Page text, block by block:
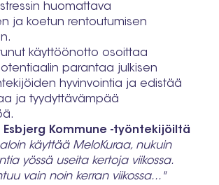
huomattava
ja koetun rentoutumisen
käyttöönotto osoittaa
parantaa julkisen
hyvinvointia ja edistää
ja tyydyttävämpää
Esbjerg Kommune -työntekijöiltä
käyttää MeloKuraa, nukuin
yössä useita kertoja viikossa.
vain noin kerran viikossa..."